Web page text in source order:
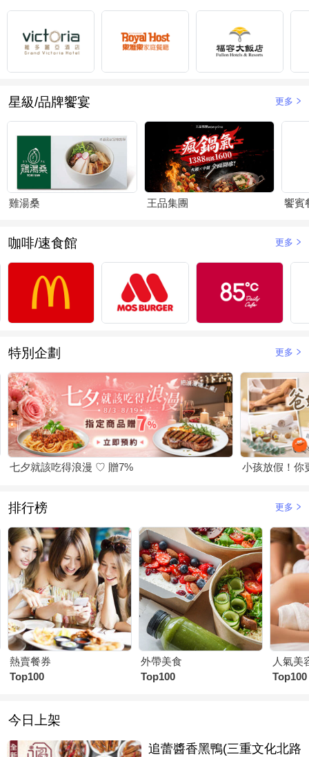
星級/品牌饗宴 更多
雞湯桑 王品集團 饗賓
咖啡/速食館 更多
特別企劃 更多
七夕就該吃得浪漫 ♡ 贈7% 小孩放假！你
排行榜 更多
熱賣餐券
Top100
外帶美食
Top100
人氣美
Top100
今日上架
追蕾醬香黑鴨(三重文化北路